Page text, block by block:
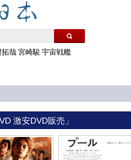
拓哉 宮崎駿 宇宙戦艦
激安DVD販売」